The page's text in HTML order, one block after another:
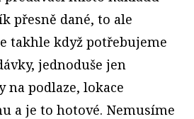
přesně dané, to ale
takhle když potřebujeme
jednoduše jen
na podlaze, lokace
a je to hotové. Nemusíme